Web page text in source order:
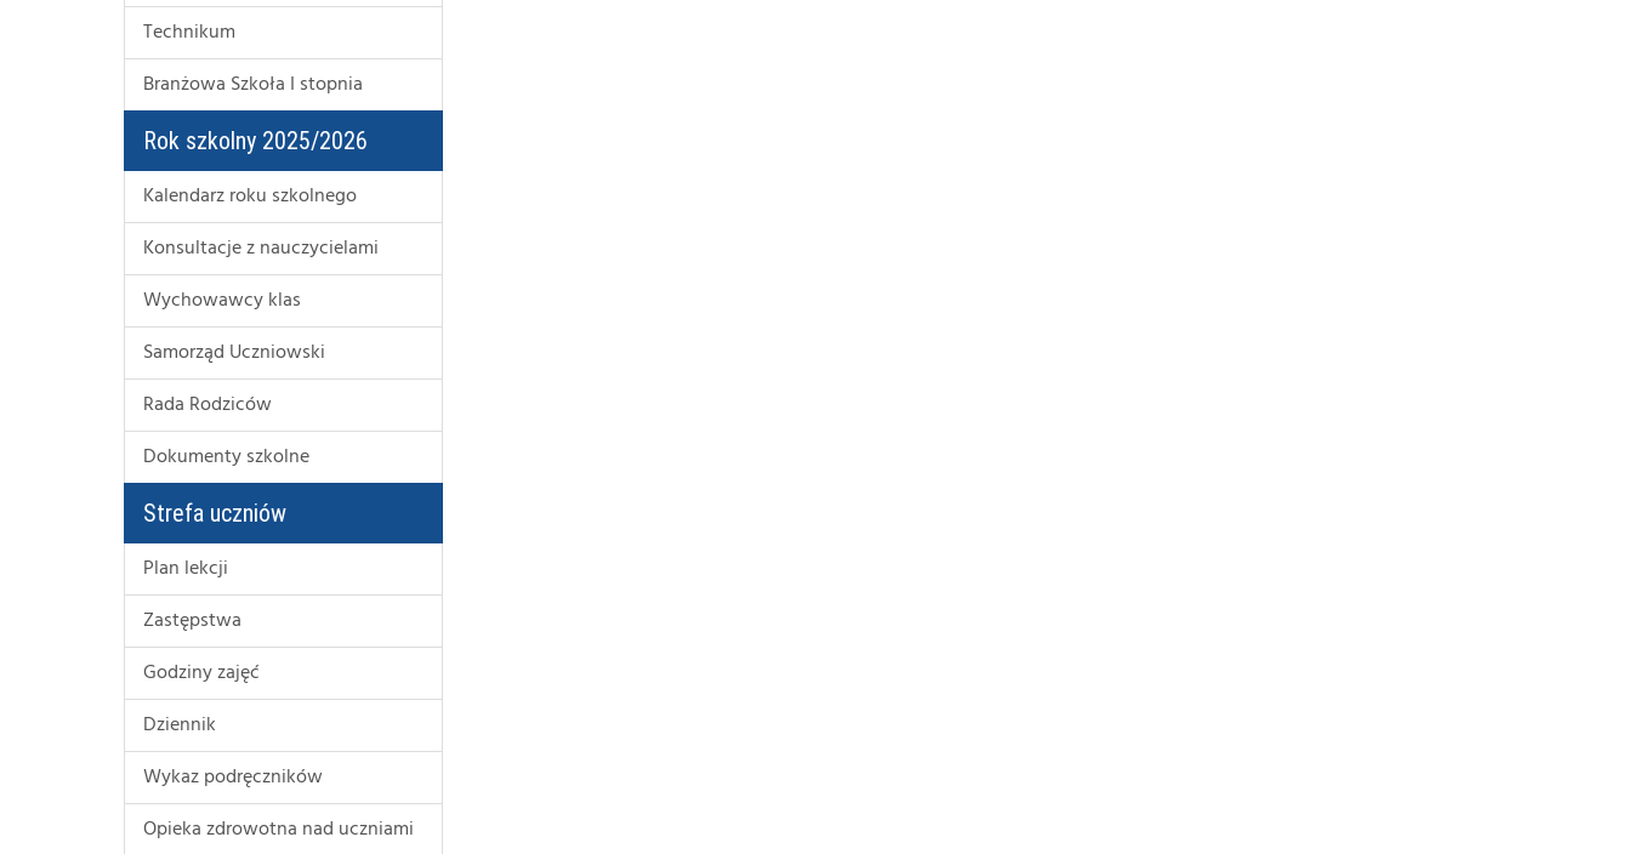
Technikum
Branżowa Szkoła I stopnia
Rok szkolny 2025/2026
Kalendarz roku szkolnego
Konsultacje z nauczycielami
Wychowawcy klas
Samorząd Uczniowski
Rada Rodziców
Dokumenty szkolne
Strefa uczniów
Plan lekcji
Zastępstwa
Godziny zajęć
Dziennik
Wykaz podręczników
Opieka zdrowotna nad uczniami